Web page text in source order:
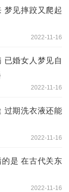
梦见摔跤又爬起
2022-11-16
已婚女人梦见自
2022-11-16
过期洗衣液还能
2022-11-16
是 在古代关东
2022-11-16